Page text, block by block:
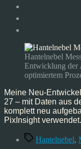
Hantelnebel
Entwicklung der
optimiertem
Meine Neu-
27 – mit Daten aus
komplett neu
PixInsight verwendet.
Schlagwörter
Hantelnebel,